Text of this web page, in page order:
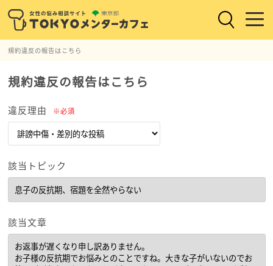
規約違反の報告はこちら
規約違反の報告はこちら
違反理由 ※必須
該当トピック
該当文章